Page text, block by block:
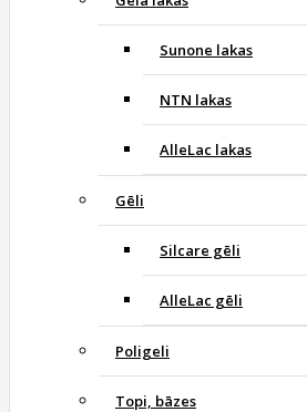
Sunone lakas
NTN lakas
AlleLac lakas
Gēli
Silcare gēli
AlleLac gēli
Poligeli
Topi, bāzes